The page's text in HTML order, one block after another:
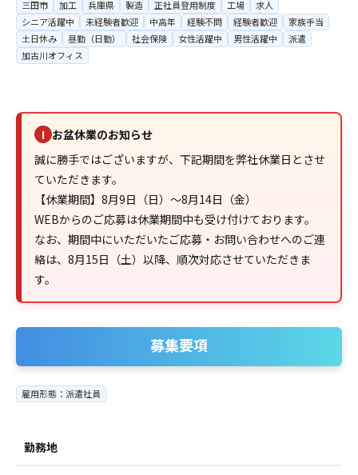
三田市 加工 兵庫県 製造 正社員登用制度 工場
求人
シニア活躍中
未経験者歓迎 中高年 経験不問 経験者歓迎
家族手当
土日休み
昼勤（日勤） 社会保険 女性活躍中 男性活躍中
派遣
加古川オフィス
! お盆休業のお知らせ
誠に勝手ではございますが、下記期間を弊社休業日とさせ
ていただきます。
【休業期間】8月9日（日）～8月14日（金）
WEBからのご応募は休業期間中も受け付けております。
なお、期間中にいただいたご応募・お問い合わせへのご連
絡は、8月15日（土）以降、順次対応させていただきま
す。
募集要項
雇用形態：派遣社員
勤務地